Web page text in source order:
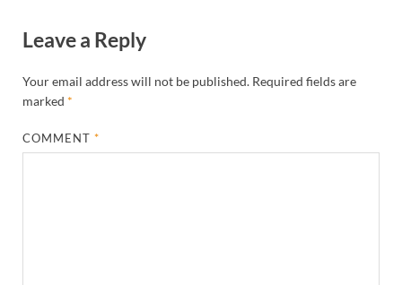
Leave a Reply
Your email address will not be published. Required fields are
marked *
COMMENT*